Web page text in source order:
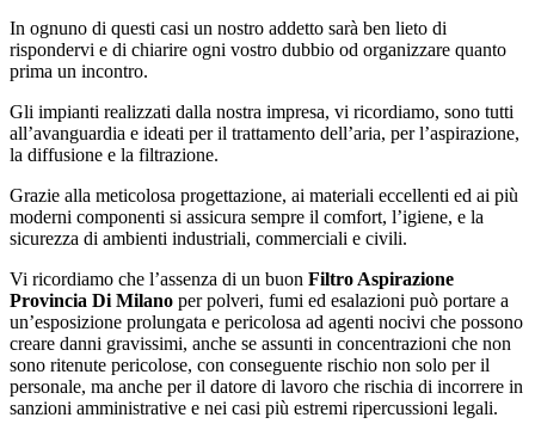
In ognuno di questi casi un nostro addetto sarà ben lieto di
rispondervi e di chiarire ogni vostro dubbio od organizzare quanto
prima un incontro.
Gli impianti realizzati dalla nostra impresa, vi ricordiamo, sono tutti
all’avanguardia e ideati per il trattamento dell’aria, per l’aspirazione,
la diffusione e la filtrazione.
Grazie alla meticolosa progettazione, ai materiali eccellenti ed ai più
moderni componenti si assicura sempre il comfort, l’igiene, e la
sicurezza di ambienti industriali, commerciali e civili.
Vi ricordiamo che l’assenza di un buon Filtro Aspirazione
Provincia Di Milano per polveri, fumi ed esalazioni può portare a
un’esposizione prolungata e pericolosa ad agenti nocivi che possono
creare danni gravissimi, anche se assunti in concentrazioni che non
sono ritenute pericolose, con conseguente rischio non solo per il
personale, ma anche per il datore di lavoro che rischia di incorrere in
sanzioni amministrative e nei casi più estremi ripercussioni legali.